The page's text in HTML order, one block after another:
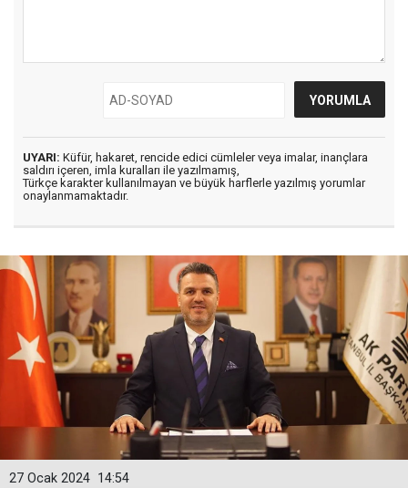
UYARI: Küfür, hakaret, rencide edici cümleler veya imalar, inançlara
saldırı içeren, imla kuralları ile yazılmamış,
Türkçe karakter kullanılmayan ve büyük harflerle yazılmış yorumlar
onaylanmamaktadır.
14:54
27 Ocak 2024